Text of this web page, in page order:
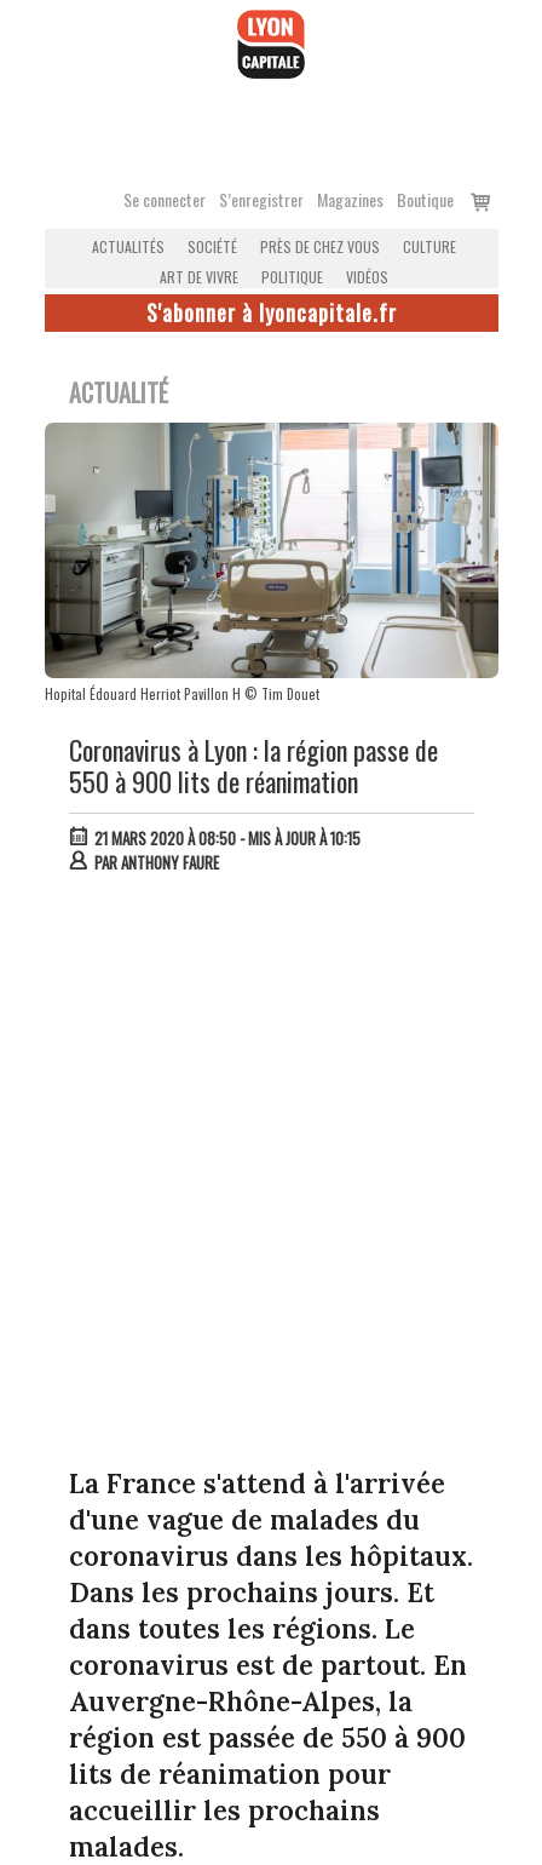
Se connecter S’enregistrer Magazines Boutique
Voir
ACTUALITÉS SOCIÉTÉ PRÈS DE CHEZ VOUS
CULTURE
ART DE VIVRE
POLITIQUE VIDÉOS
S'abonner à lyoncapitale.fr
ACTUALITÉ
Hopital Édouard Herriot Pavillon H © Tim Douet
Coronavirus à Lyon : la région passe de
550 à 900 lits de réanimation
21 MARS 2020 À 08:50- MIS À JOUR À 10:15
PARANTHONY FAURE
La France s'attend à l'arrivée
d'une vague de malades du
coronavirus dans les hôpitaux.
Dans les prochains jours. Et
dans toutes les régions. Le
coronavirus est de partout. En
Auvergne-Rhône-Alpes, la
région est passée de 550 à 900
lits de réanimation pour
accueillir les prochains
malades.